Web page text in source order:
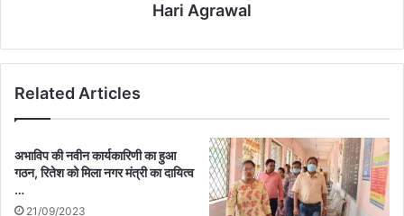
Hari Agrawal
Related Articles
अभाविप की नवीन कार्यकारिणी का हुआ
गठन, रितेश को मिला नगर मंत्री का दायित्व
…
21/09/2023